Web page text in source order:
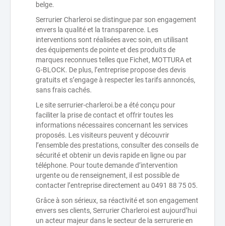
belge.
Serrurier Charleroi se distingue par son engagement
envers la qualité et la transparence. Les
interventions sont réalisées avec soin, en utilisant
des équipements de pointe et des produits de
marques reconnues telles que Fichet, MOTTURA et
G-BLOCK. De plus, l’entreprise propose des devis
gratuits et s’engage à respecter les tarifs annoncés,
sans frais cachés.
Le site serrurier-charleroi.be a été conçu pour
faciliter la prise de contact et offrir toutes les
informations nécessaires concernant les services
proposés. Les visiteurs peuvent y découvrir
l’ensemble des prestations, consulter des conseils de
sécurité et obtenir un devis rapide en ligne ou par
téléphone. Pour toute demande d’intervention
urgente ou de renseignement, il est possible de
contacter l’entreprise directement au 0491 88 75 05.
Grâce à son sérieux, sa réactivité et son engagement
envers ses clients, Serrurier Charleroi est aujourd’hui
un acteur majeur dans le secteur de la serrurerie en